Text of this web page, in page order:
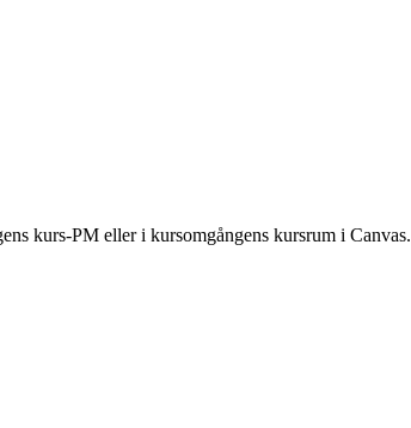
kurs-PM eller i kursomgångens kursrum i Canvas.